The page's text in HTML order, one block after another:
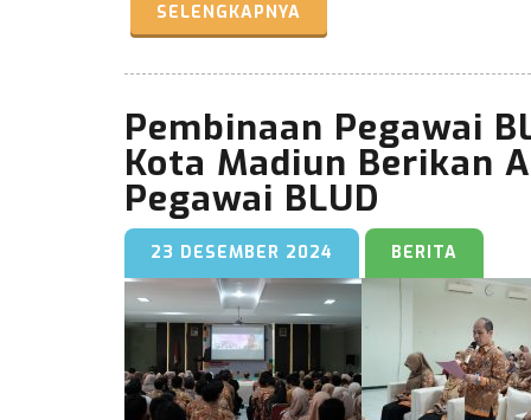
Timur serta Dinas Kesehatan Pengendalian
berbagai fasilitas pelayanan kesehatan di RSUD
sakit ini juga memastikan bahwa sistem
mengantisipasi lonjakan kebutuhan pelayanan kesehatan pada masa liburan. Pihak
memberikan pelayanan yang optimal demi
itu untuk kondisi darurat maupun perawatan rutin.
SELENGKAPNYA
Pembinaan Pegawai
Kota Madiun Berikan
Pegawai BLUD
23 DESEMBER 2024 BERITA